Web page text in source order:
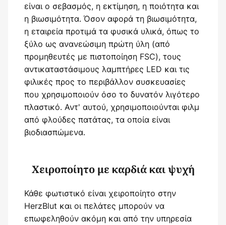
είναι ο σεβασμός, η εκτίμηση, η ποιότητα και
η βιωσιμότητα. Όσον αφορά τη βιωσιμότητα,
η εταιρεία προτιμά τα φυσικά υλικά, όπως το
ξύλο ως ανανεώσιμη πρώτη ύλη (από
προμηθευτές με πιστοποίηση FSC), τους
αντικαταστάσιμους λαμπτήρες LED και τις
φιλικές προς το περιβάλλον συσκευασίες
που χρησιμοποιούν όσο το δυνατόν λιγότερο
πλαστικό. Αντ' αυτού, χρησιμοποιούνται φιλμ
από φλούδες πατάτας, τα οποία είναι
βιοδιασπώμενα.
Χειροποίητο με καρδιά και ψυχή
Κάθε φωτιστικό είναι χειροποίητο στην
HerzBlut και οι πελάτες μπορούν να
επωφεληθούν ακόμη και από την υπηρεσία